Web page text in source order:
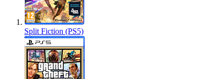
Split Fiction (PS5)